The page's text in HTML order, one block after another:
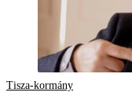
Tisza-kormány